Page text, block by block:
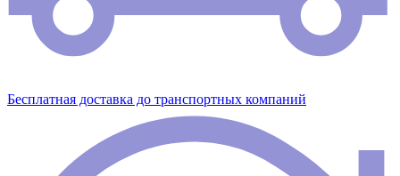
Бесплатная доставка до транспортных компаний